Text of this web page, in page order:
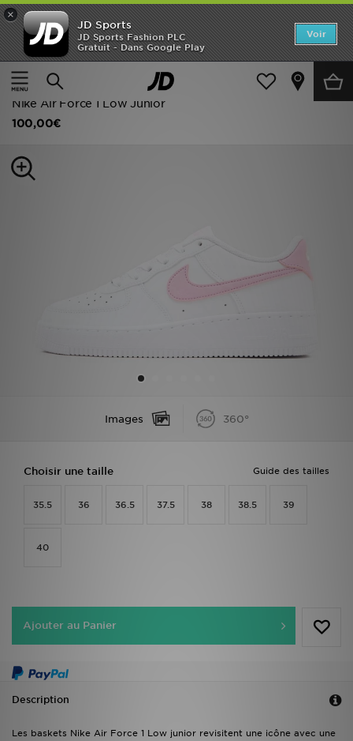
×
JD Sports
JD Sports Fashion PLC
Gratuit - Dans Google Play
Voir
Accueil
Enfant
Chaussures Junior (Tailles 36 à 38.5)
Nike Air Force 1 Low Junior
100,00€
Images 360°
Guide des tailles
Choisir une taille
35.5 36 36.5 37.5 38 38.5 39
40
Ajouter au Panier
Description
Les baskets Nike Air Force 1 Low junior revisitent une icône avec une
Accueil
Nouveautés
Homme
Enfant
PROMOS
Suivre Ma Commande